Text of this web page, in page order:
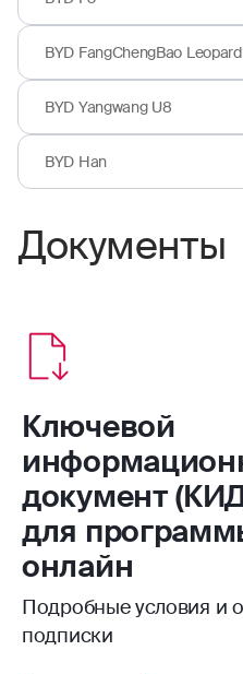
тонировки, не
(штатную)
повреждений
В полис можно
BYD FangChengBao
BYD Yangwang U8
BYD Han
Документы
Ключевой
документ
для
онлайн
Подробные условия и
подписки